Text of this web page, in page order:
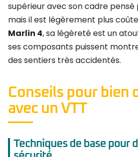
supérieur avec son cadre pensé
mais il est légèrement plus
Marlin 4, sa légèreté est un
ses composants puissent
des sentiers très accidentés.
Conseils pour bien
avec un VTT
Techniques de base pour